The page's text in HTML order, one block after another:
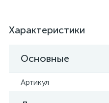
Характеристики
Основные
Артикул